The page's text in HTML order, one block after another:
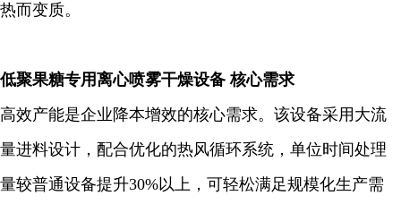
热而变质。
低聚果糖专用离心喷雾干燥设备核心需求
高效产能是企业降本增效的核心需求。该设备采用大流
量进料设计，配合优化的热风循环系统，单位时间处理
量较普通设备提升30%以上，可轻松满足规模化生产需